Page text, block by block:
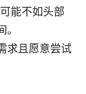
能不如头部
求且愿意尝试